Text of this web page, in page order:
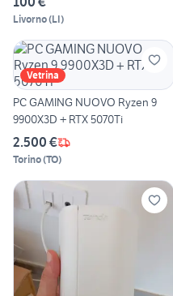
Livorno(LI)
Vetrina
PC GAMING NUOVO Ryzen 9
9900X3D + RTX 5070Ti
2.500 €
Torino(TO)